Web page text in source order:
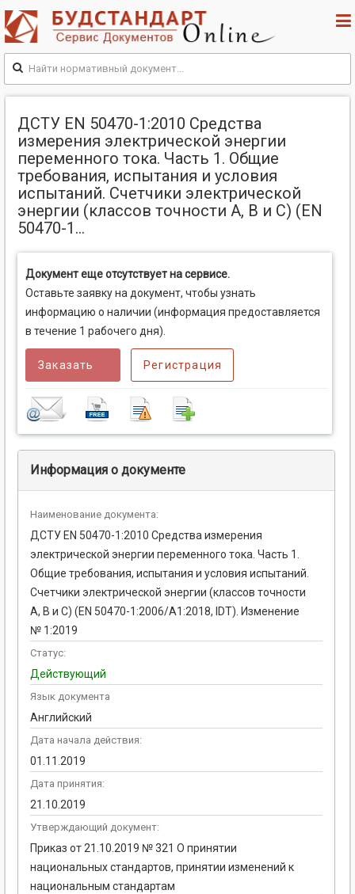
ДСТУ EN 50470-1:2010 Средства
измерения электрической энергии
переменного тока. Часть 1. Общие
требования, испытания и условия
испытаний. Счетчики электрической
энергии (классов точности А, В и С) (EN
50470-1...
Документ еще отсутствует на сервисе.
Оставьте заявку на документ, чтобы узнать
информацию о наличии (информация предоставляется
в течение 1 рабочего дня).
Заказать Регистрация
Информация о документе
Наименование документа:
ДСТУ EN 50470-1:2010 Средства измерения
электрической энергии переменного тока. Часть 1.
Общие требования, испытания и условия испытаний.
Счетчики электрической энергии (классов точности
А, В и С) (EN 50470-1:2006/A1:2018, IDT). Изменение
№ 1:2019
Статус:
Действующий
Язык документа
Английский
Дата начала действия:
01.11.2019
Дата принятия:
21.10.2019
Утверждающий документ:
Приказ от 21.10.2019 № 321 О принятии
национальных стандартов, принятии изменений к
национальным стандартам